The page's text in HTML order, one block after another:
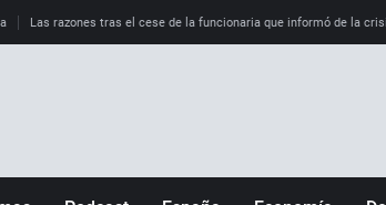
Las razones tras el cese de la funcionaria que informó de la